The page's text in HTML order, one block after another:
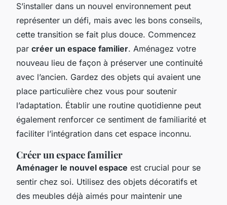
S’installer dans un nouvel environnement peut
représenter un défi, mais avec les bons conseils,
cette transition se fait plus douce. Commencez
par créer un espace familier. Aménagez votre
nouveau lieu de façon à préserver une continuité
avec l’ancien. Gardez des objets qui avaient une
place particulière chez vous pour soutenir
l’adaptation. Établir une routine quotidienne peut
également renforcer ce sentiment de familiarité et
faciliter l’intégration dans cet espace inconnu.
Créer un espace familier
Aménager le nouvel espace est crucial pour se
sentir chez soi. Utilisez des objets décoratifs et
des meubles déjà aimés pour maintenir une